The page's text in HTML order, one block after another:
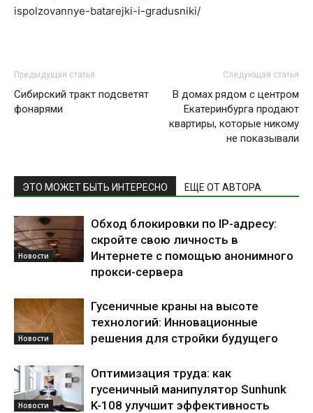
ispolzovannye-batarejki-i-gradusniki/
Предыдущая статья
Сибирский тракт подсветят
фонарями
Следующая статья
В домах рядом с центром
Екатеринбурга продают
квартиры, которые никому
не показывали
ЭТО МОЖЕТ БЫТЬ ИНТЕРЕСНО ЕЩЕ ОТ АВТОРА
Новости
Обход блокировки по IP-адресу:
скройте свою личность в
Интернете с помощью анонимного
прокси-сервера
Новости
Гусеничные краны на высоте
технологий: Инновационные
решения для стройки будущего
Новости
Оптимизация труда: как
гусеничный манипулятор Sunhunk
K-108 улучшит эффективность